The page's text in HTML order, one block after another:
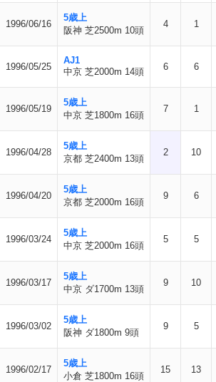
1996/06/16
5歳上
阪神 芝2500m 10頭
4 1
1996/05/25
AJ1
中京 芝2000m 14頭
6 6
1996/05/19
5歳上
中京 芝1800m 16頭
7 1
1996/04/28
5歳上
京都 芝2400m 13頭
2 10
1996/04/20
5歳上
京都 芝2000m 16頭
9 6
1996/03/24
5歳上
中京 芝2000m 16頭
5 5
1996/03/17
5歳上
中京 ダ1700m 13頭
9 10
1996/03/02
5歳上
阪神 ダ1800m 9頭
9 5
1996/02/17
5歳上
小倉 芝1800m 16頭
15 13